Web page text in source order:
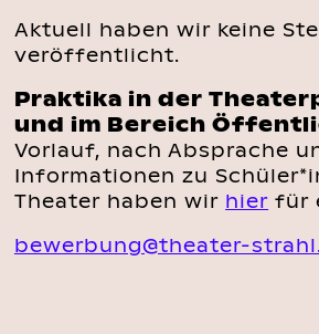
Aktuell haben wir keine
veröffentlicht.
Praktika in der
und im Bereich
Vorlauf, nach Absprache
Informationen zu
Theater haben wir hier für
bewerbung@theater-